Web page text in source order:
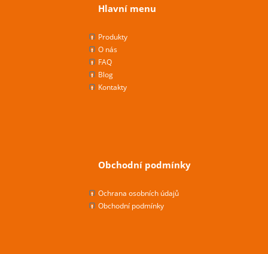
Hlavní menu
Produkty
O nás
FAQ
Blog
Kontakty
Obchodní podmínky
Ochrana osobních údajů
Obchodní podmínky